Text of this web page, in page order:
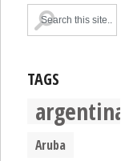
TAGS
argentina
Aruba